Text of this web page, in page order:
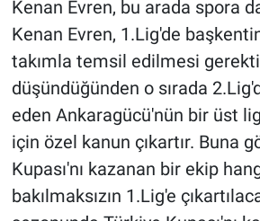
Kenan Evren, bu arada spora
Kenan Evren, 1.Lig'de
takımla temsil edilmesi
düşündüğünden o sırada
eden Ankaragücü'nün bir üst
için özel kanun çıkartır. Buna
Kupası'nı kazanan bir ekip
bakılmaksızın 1.Lig'e